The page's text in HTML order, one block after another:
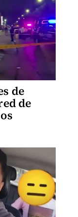
de
de